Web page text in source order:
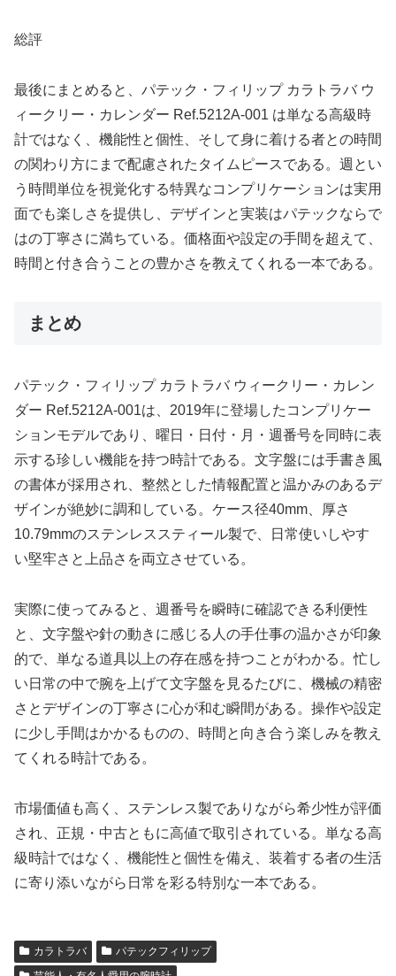
総評
最後にまとめると、パテック・フィリップ カラトラバ ウ
ィークリー・カレンダー Ref.5212A‑001 は単なる高級時
計ではなく、機能性と個性、そして身に着ける者との時間
の関わり方にまで配慮されたタイムピースである。週とい
う時間単位を視覚化する特異なコンプリケーションは実用
面でも楽しさを提供し、デザインと実装はパテックならで
はの丁寧さに満ちている。価格面や設定の手間を超えて、
時間と付き合うことの豊かさを教えてくれる一本である。
まとめ
パテック・フィリップ カラトラバ ウィークリー・カレン
ダー Ref.5212A‑001は、2019年に登場したコンプリケー
ションモデルであり、曜日・日付・月・週番号を同時に表
示する珍しい機能を持つ時計である。文字盤には手書き風
の書体が採用され、整然とした情報配置と温かみのあるデ
ザインが絶妙に調和している。ケース径40mm、厚さ
10.79mmのステンレススティール製で、日常使いしやす
い堅牢さと上品さを両立させている。
実際に使ってみると、週番号を瞬時に確認できる利便性
と、文字盤や針の動きに感じる人の手仕事の温かさが印象
的で、単なる道具以上の存在感を持つことがわかる。忙し
い日常の中で腕を上げて文字盤を見るたびに、機械の精密
さとデザインの丁寧さに心が和む瞬間がある。操作や設定
に少し手間はかかるものの、時間と向き合う楽しみを教え
てくれる時計である。
市場価値も高く、ステンレス製でありながら希少性が評価
され、正規・中古ともに高値で取引されている。単なる高
級時計ではなく、機能性と個性を備え、装着する者の生活
に寄り添いながら日常を彩る特別な一本である。
カラトラバ
パテックフィリップ